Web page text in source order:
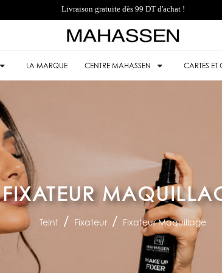
Livraison gratuite dès 99 DT d'achat !
LA MARQUE CENTRE MAHASSEN CARTES
FIXATEUR
Teint Fixateur Fixateur Maquillage